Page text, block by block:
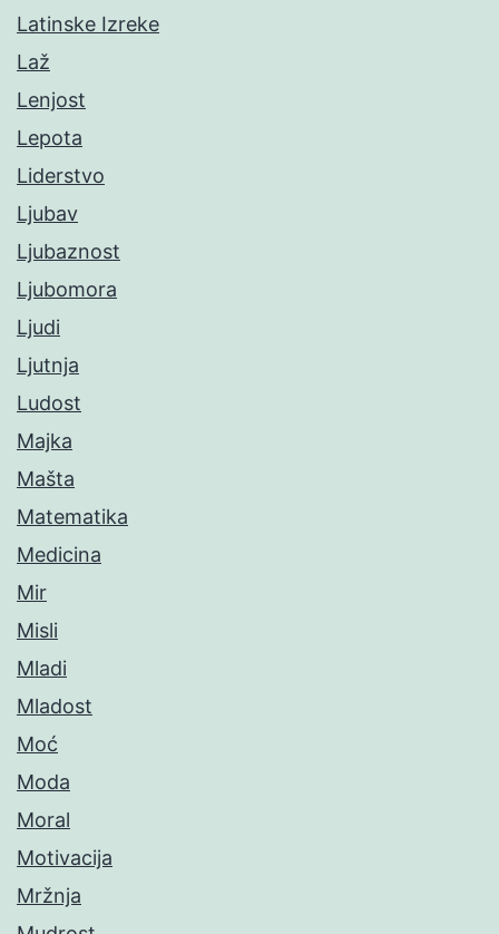
Latinske Izreke
Laž
Lenjost
Lepota
Liderstvo
Ljubav
Ljubaznost
Ljubomora
Ljudi
Ljutnja
Ludost
Majka
Mašta
Matematika
Medicina
Mir
Misli
Mladi
Mladost
Moć
Moda
Moral
Motivacija
Mržnja